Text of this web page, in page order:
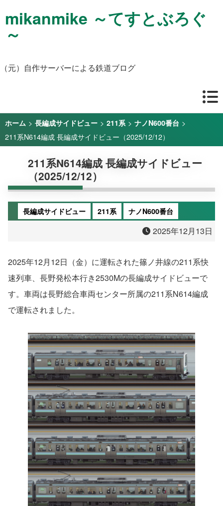
mikanmike ～てすとぶろぐ
～
（元）自作サーバーによる鉄道ブログ
ホーム > 長編成サイドビュー > 211系 > ナノN600番台 >
211系N614編成 長編成サイドビュー（2025/12/12）
211系N614編成 長編成サイドビュー
（2025/12/12）
長編成サイドビュー 211系 ナノN600番台
2025年12月13日
2025年12月12日（金）に運転された篠ノ井線の211系快
速列車、長野発松本行き2530Mの長編成サイドビューで
す。車両は長野総合車両センター所属の211系N614編成
で運転されました。